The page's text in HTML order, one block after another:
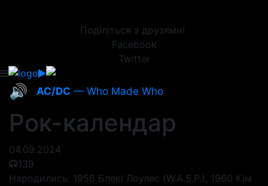
Поділіться з друзями!
Facebook
Twitter
🔊 AC/DC — Who Made Who
Рок-календар
04.09.2024
139
Народились: 1956 Блекі Лоулес (W.A.S.P.), 1960 Кім